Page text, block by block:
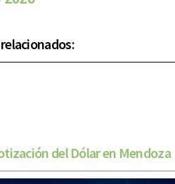
del Dólar en Mendoza